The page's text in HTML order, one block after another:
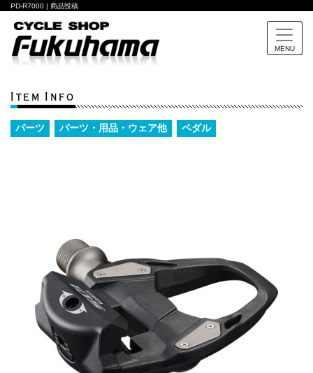
PD-R7000 | 商品投稿
MENU
Item Info
パーツ パーツ・用品・ウェア他 ペダル